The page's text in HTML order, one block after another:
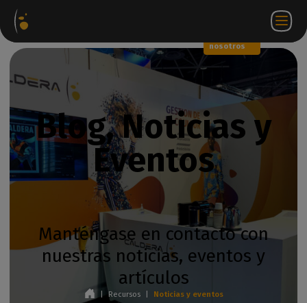
Paquetes
de
software
nosotros
ES
Blog, Noticias y
Eventos
Manténgase en contacto con
nuestras noticias, eventos y
artículos
Recursos Noticias y eventos